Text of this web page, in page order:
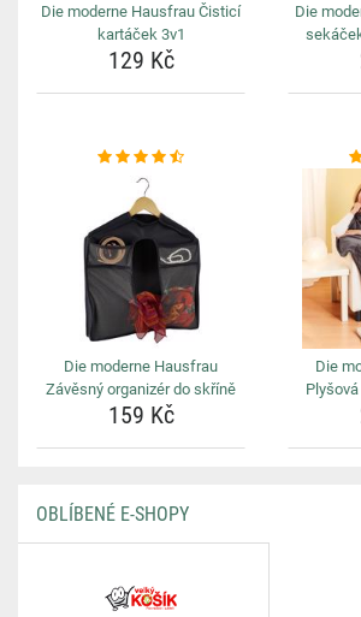
Die moderne Hausfrau Čisticí
kartáček 3v1
129 Kč
Die
Die moderne Hausfrau
Závěsný organizér do skříně
159 Kč
Die
OBLÍBENÉ E-SHOPY